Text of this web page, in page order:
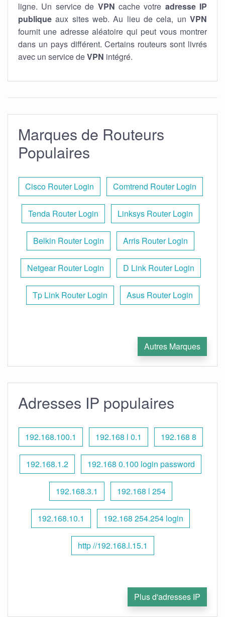
ligne. Un service de VPN cache votre adresse IP
publique aux sites web. Au lieu de cela, un VPN
fournit une adresse aléatoire qui peut vous montrer
dans un pays différent. Certains routeurs sont livrés
avec un service deVPN intégré.
Marques de Routeurs
Populaires
Cisco Router Login Comtrend Router Login
Tenda Router Login Linksys Router Login
Belkin Router Login Arris Router Login
Netgear Router Login D Link Router Login
Tp Link Router Login Asus Router Login
Autres Marques
Adresses IP populaires
192.168.100.1 192.168 l 0.1 192.168 8
192.168.1.2 192.168 0.100 login password
192.168.3.1 192.168 l 254
192.168.10.1 192.168 254.254 login
http //192.168.l.15.1
Plus d'adresses IP